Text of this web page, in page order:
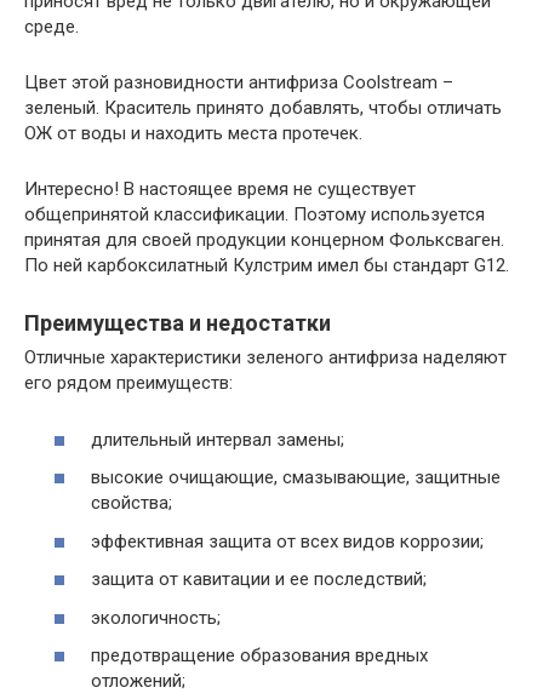
среде.
Цвет этой разновидности антифриза Coolstream –
зеленый. Краситель принято добавлять, чтобы отличать
ОЖ от воды и находить места протечек.
Интересно! В настоящее время не существует
общепринятой классификации. Поэтому используется
принятая для своей продукции концерном Фольксваген.
По ней карбоксилатный Кулстрим имел бы стандарт G12.
Преимущества и недостатки
Отличные характеристики зеленого антифриза наделяют
его рядом преимуществ:
длительный интервал замены;
высокие очищающие, смазывающие, защитные
свойства;
эффективная защита от всех видов коррозии;
защита от кавитации и ее последствий;
экологичность;
предотвращение образования вредных
отложений;